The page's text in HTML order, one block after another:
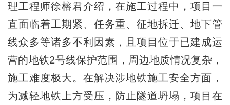
理工程师徐榕君介绍，在施工过程中，项目一
直面临着工期紧、任务重、征地拆迁、地下管
线众多等诸多不利因素，且项目位于已建成运
营的地铁2号线保护范围，周边地质情况复杂，
施工难度极大。在解决涉地铁施工安全方面，
为减轻地铁上方受压，防止隧道坍塌，项目在